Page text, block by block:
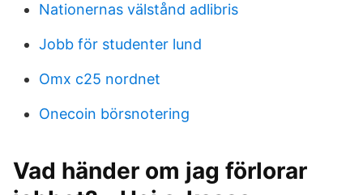
Nationernas välstånd adlibris
Jobb för studenter lund
Omx c25 nordnet
Onecoin börsnotering
Vad händer om jag förlorar